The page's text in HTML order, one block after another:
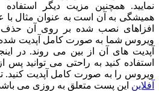
همچنین مزیت دیگر استفاده از
به آن است به عنوان مثال با عوض
نصب شده بر روی آن حذف می
شما به صورت کامل آپدیت شده باشد
های آن از بین می روند. در اینجا اگر
کنید به راحتی می توانید پس از
را به صورت کامل آپدیت کنید. تاریخ
این پست متعلق به روزی می باشد که